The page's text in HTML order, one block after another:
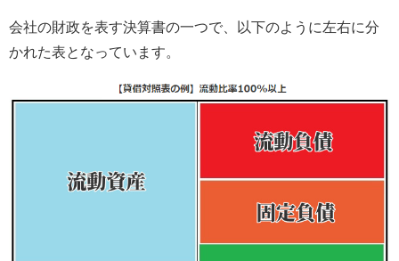
会社の財政を表す決算書の一つで、以下のように左右に分
かれた表となっています。